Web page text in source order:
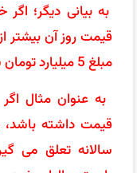
به بیانی دیگر؛
مبلغ 5 میلیارد تومان سالانه بایستی 1% مالیات بدهید.